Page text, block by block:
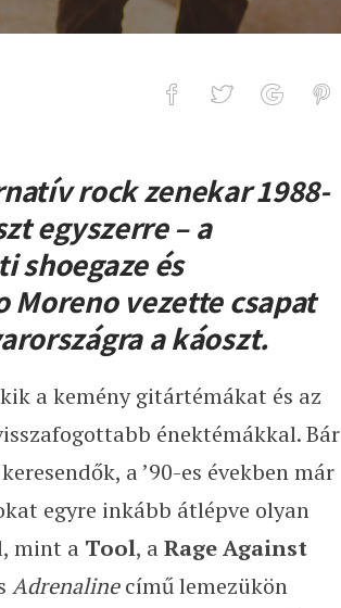
rock zenekar 1988-
egyszerre – a
shoegaze és
Moreno vezette csapat
a káoszt.
a kemény gitártémákat és az
énektémákkal. Bár
a ’90-es években már
egyre inkább átlépve olyan
mint a Tool, a Rage Against
Adrenalinecímű lemezükön